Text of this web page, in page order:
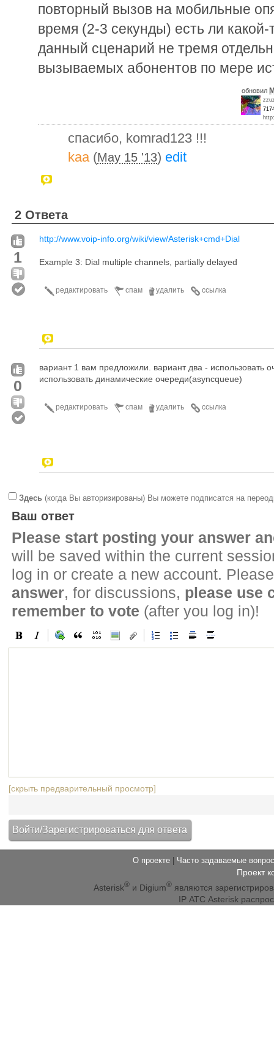
повторный вызов на мобильные
время (2-3 секунды) есть ли
данный сценарий не тремя
вызываемых абонентов по мере
обновил
спасибо, komrad123 !!!
kaa (May 15 '13) edit
2 Ответа
1
http://www.voip-info.org/wiki/view/Asterisk+cmd+Dial
Example 3: Dial multiple channels, partially delayed
ссылка
удалить
спам
редактировать
0
вариант 1 вам предложили. вариант два - использовать
использовать динамические очереди(asyncqueue)
ссылка
удалить
спам
редактировать
Здесь (когда Вы авторизированы) Вы можете подписатся на
Ваш ответ
Please start posting your answer
will be saved within the current
log in or create a new account.
answer, for discussions, please use
remember to vote (after you log in)!
[скрыть предварительный просмотр]
О проекте Часто задаваемые
Проект
Asterisk® и Digium® являются
IP АТС Asterisk